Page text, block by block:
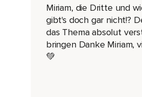
Die man hat,
Über was auch immer,
Dass man immer so schnell nach
Miriam, die Dritte und
gibt's doch gar nicht!?
das Thema absolut
bringen Danke Miriam,
💚